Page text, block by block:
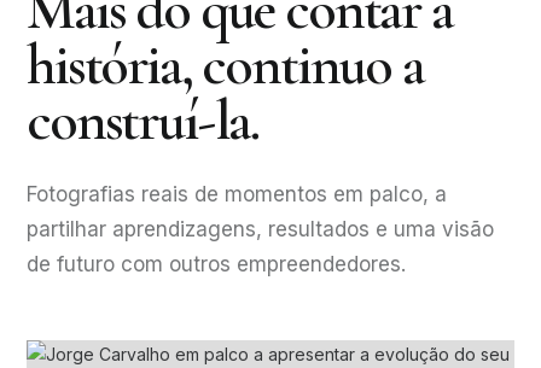
história, continuo a
construí-la.
Fotografias reais de momentos em palco, a
partilhar aprendizagens, resultados e uma visão
de futuro com outros empreendedores.